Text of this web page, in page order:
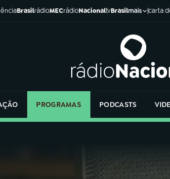
BrasilrádioMECrádioNacionaltvBrasilmais carta
PROGRAMAS PODCASTS